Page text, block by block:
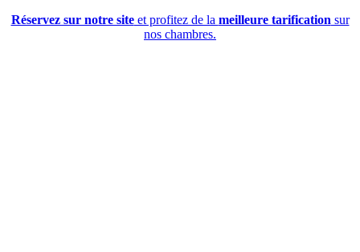
Réservez sur notre siteet profitez de la meilleure tarification sur
nos chambres.